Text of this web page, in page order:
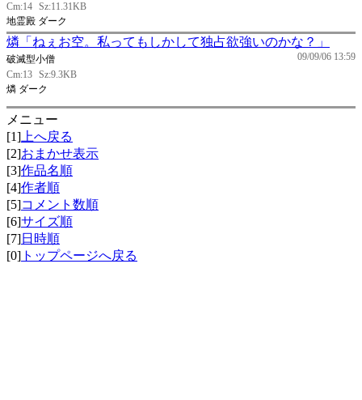
Cm:14 Sz:11.31KB
地霊殿 ダーク
燐「ねぇお空。私ってもしかして独占欲強いのかな？」
09/09/06 13:59
破滅型小僧
Cm:13 Sz:9.3KB
燐 ダーク
メニュー
[1] 上へ戻る
[2]おまかせ表示
[3]作品名順
[4]作者順
[5]コメント数順
[6]サイズ順
[7]日時順
[0] トップページへ戻る